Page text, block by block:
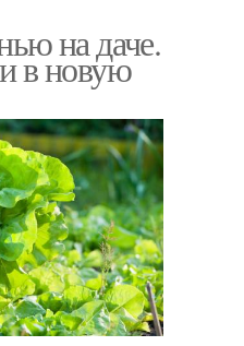
на даче.
в новую